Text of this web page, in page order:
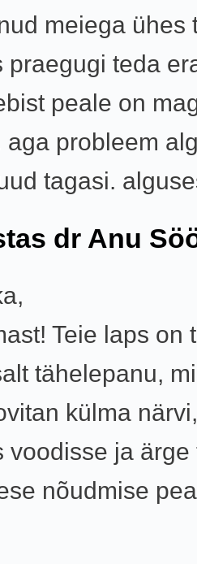
meiega ühes
praegugi teda
peale on
aga probleem
tagasi.
dr Anu
Teie laps on
tähelepanu,
külma
voodisse ja ärge
nõudmise